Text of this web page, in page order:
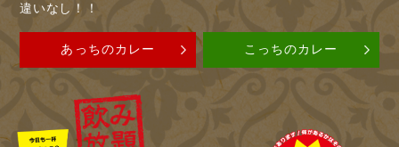
違いなし！！
あっちのカレー こっちのカレー